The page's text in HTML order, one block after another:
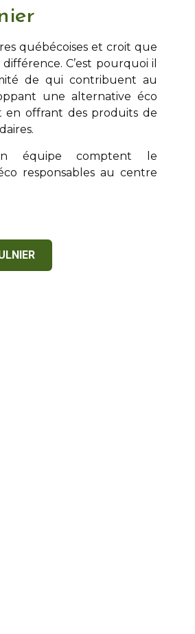
québécoises et croit que
C’est pourquoi il
dequi contribuent au
une alternative éco
en offrant des produits de
équipe comptent le
responsables au centre